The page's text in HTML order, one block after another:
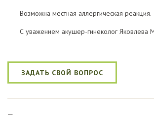
Возможна местная аллергическая реакция.
С уважением акушер-гинеколог Яковлева
ЗАДАТЬ СВОЙ ВОПРОС